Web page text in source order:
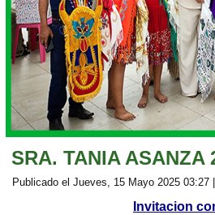
SRA. TANIA ASANZA
Publicado el Jueves, 15 Mayo 2025 03:27 |
Invitacion